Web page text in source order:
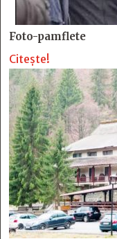
Foto-pamflete
Citește!